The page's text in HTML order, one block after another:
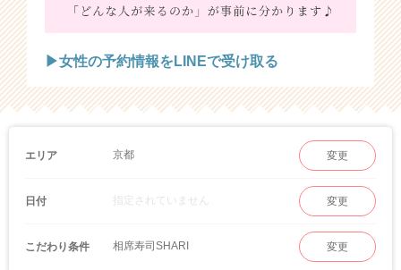
▶女性の予約情報をLINEで受け取る
エリア 京都 変更
日付 指定されていません 変更
こだわり条件 相席寿司SHARI 変更